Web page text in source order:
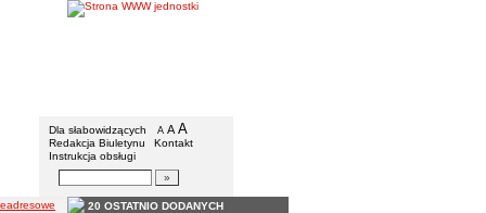
Gmina Rypin
Menu dodatkowe
Dla słabowidzących A pomniejsz czcionkę
A standardowy rozmiar czcionki
A
Redakcja Biuletynu
Kontakt
Instrukcja obsługi
Wyszukiwarka artykułów
20 OSTATNIO DODANYCH